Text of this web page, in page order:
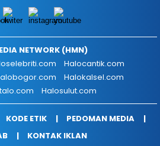
NETWORK (HMN)
Halocantik.com
Halokalsel.com
Halosulut.com
KODE ETIK
PEDOMAN MEDIA
KONTAK IKLAN